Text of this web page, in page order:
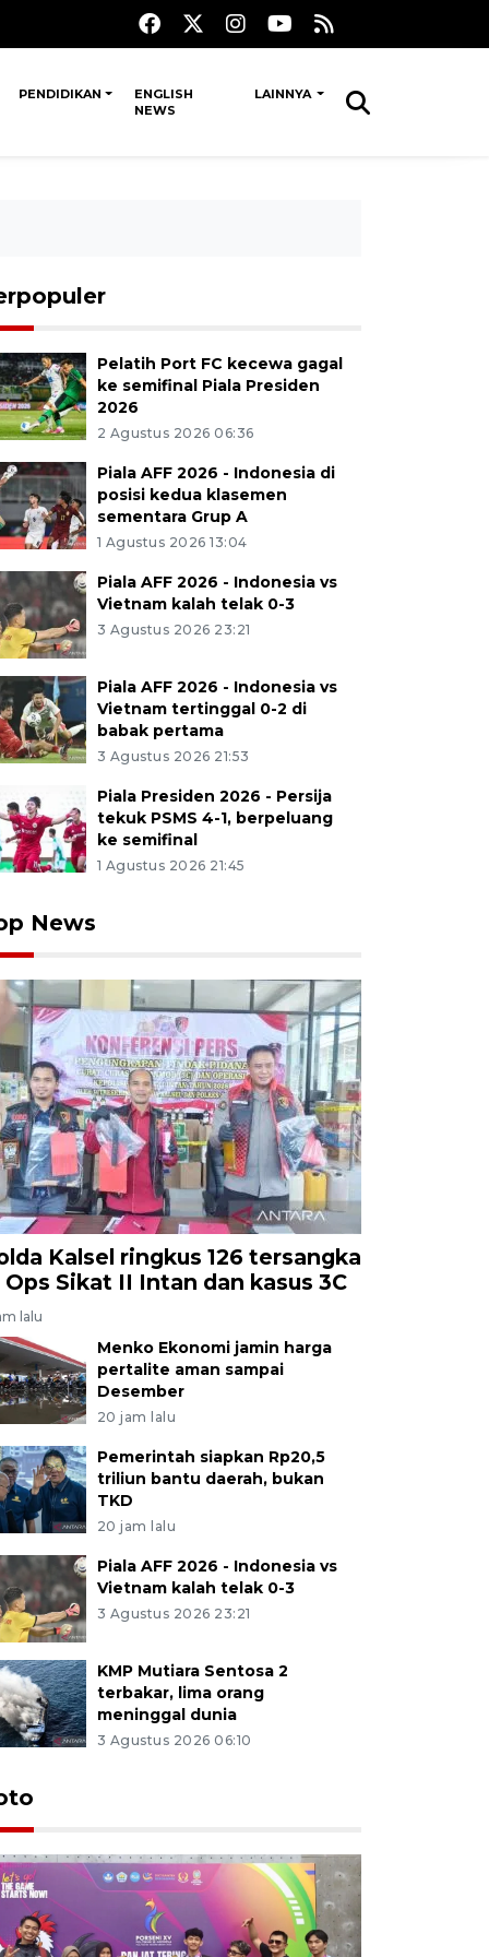
PENDIDIKAN
ENGLISH
NEWS
LAINNYA
Pelatih Port FC kecewa gagal
ke semifinal Piala Presiden
2026
2 Agustus 2026 06:36
Piala AFF 2026 - Indonesia di
posisi kedua klasemen
sementara Grup A
1 Agustus 2026 13:04
Piala AFF 2026 - Indonesia vs
Vietnam kalah telak 0-3
3 Agustus 2026 23:21
Piala AFF 2026 - Indonesia vs
Vietnam tertinggal 0-2 di
babak pertama
3 Agustus 2026 21:53
Piala Presiden 2026 - Persija
tekuk PSMS 4-1, berpeluang
ke semifinal
1 Agustus 2026 21:45
News
Kalsel ringkus 126 tersangka
Ops Sikat II Intan dan kasus 3C
lalu
Menko Ekonomi jamin harga
pertalite aman sampai
Desember
20 jam lalu
Pemerintah siapkan Rp20,5
triliun bantu daerah, bukan
TKD
20 jam lalu
Piala AFF 2026 - Indonesia vs
Vietnam kalah telak 0-3
3 Agustus 2026 23:21
KMP Mutiara Sentosa 2
terbakar, lima orang
meninggal dunia
3 Agustus 2026 06:10